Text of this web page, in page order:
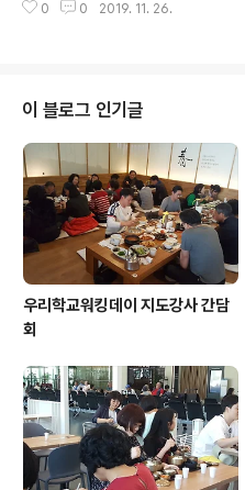
0 0 2019. 11. 26.
이 블로그 인기글
우리학교워킹데이 지도강사 간담
회